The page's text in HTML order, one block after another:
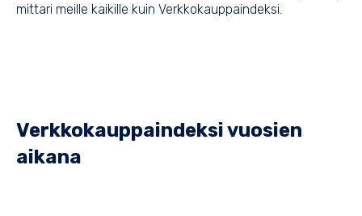
mittari meille kaikille kuin Verkkokauppaindeksi.
Verkkokauppaindeksi vuosien
aikana